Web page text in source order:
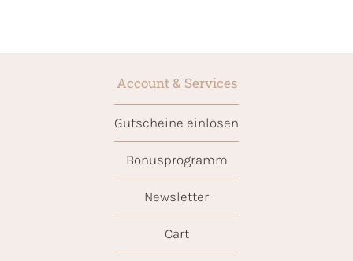
Account & Services
Gutscheine einlösen
Bonusprogramm
Newsletter
Cart